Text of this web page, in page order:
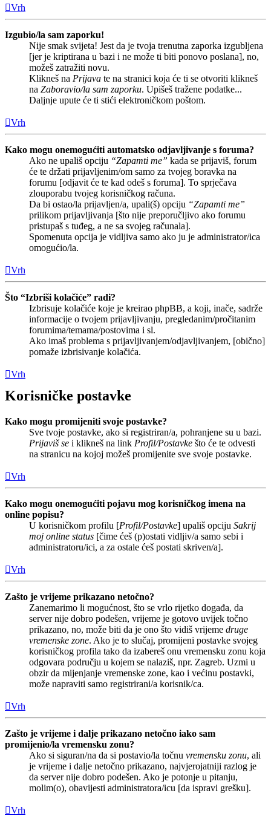
Vrh
Izgubio/la sam zaporku!
Nije smak svijeta! Jest da je tvoja trenutna zaporka izgubljena
[jer je kriptirana u bazi i ne može ti biti ponovo poslana], no,
možeš zatražiti novu.
Klikneš na Prijava te na stranici koja će ti se otvoriti klikneš
na Zaboravio/la sam zaporku. Upišeš tražene podatke...
Daljnje upute će ti stići elektroničkom poštom.
Vrh
Kako mogu onemogućiti automatsko odjavljivanje s foruma?
Ako ne upališ opciju “Zapamti me” kada se prijaviš, forum
će te držati prijavljenim/om samo za tvojeg boravka na
forumu [odjavit će te kad odeš s foruma]. To sprječava
zlouporabu tvojeg korisničkog računa.
Da bi ostao/la prijavljen/a, upali(š) opciju “Zapamti me”
prilikom prijavljivanja [što nije preporučljivo ako forumu
pristupaš s tuđeg, a ne sa svojeg računala].
Spomenuta opcija je vidljiva samo ako ju je administrator/ica
omogućio/la.
Vrh
Što “Izbriši kolačiće” radi?
Izbrisuje kolačiće koje je kreirao phpBB, a koji, inače, sadrže
informacije o tvojem prijavljivanju, pregledanim/pročitanim
forumima/temama/postovima i sl.
Ako imaš problema s prijavljivanjem/odjavljivanjem, [obično]
pomaže izbrisivanje kolačića.
Vrh
Korisničke postavke
Kako mogu promijeniti svoje postavke?
Sve tvoje postavke, ako si registriran/a, pohranjene su u bazi.
Prijaviš se i klikneš na link Profil/Postavke što će te odvesti
na stranicu na kojoj možeš promijenite sve svoje postavke.
Vrh
Kako mogu onemogućiti pojavu mog korisničkog imena na
online popisu?
U korisničkom profilu [Profil/Postavke] upališ opciju Sakrij
moj online status [čime ćeš (p)ostati vidljiv/a samo sebi i
administratoru/ici, a za ostale ćeš postati skriven/a].
Vrh
Zašto je vrijeme prikazano netočno?
Zanemarimo li mogućnost, što se vrlo rijetko događa, da
server nije dobro podešen, vrijeme je gotovo uvijek točno
prikazano, no, može biti da je ono što vidiš vrijeme druge
vremenske zone. Ako je to slučaj, promijeni postavke svojeg
korisničkog profila tako da izabereš onu vremensku zonu koja
odgovara području u kojem se nalaziš, npr. Zagreb. Uzmi u
obzir da mijenjanje vremenske zone, kao i većinu postavki,
može napraviti samo registrirani/a korisnik/ca.
Vrh
Zašto je vrijeme i dalje prikazano netočno iako sam
promijenio/la vremensku zonu?
Ako si siguran/na da si postavio/la točnu vremensku zonu, ali
je vrijeme i dalje netočno prikazano, najvjerojatniji razlog je
da server nije dobro podešen. Ako je potonje u pitanju,
molim(o), obavijesti administratora/icu [da ispravi grešku].
Vrh